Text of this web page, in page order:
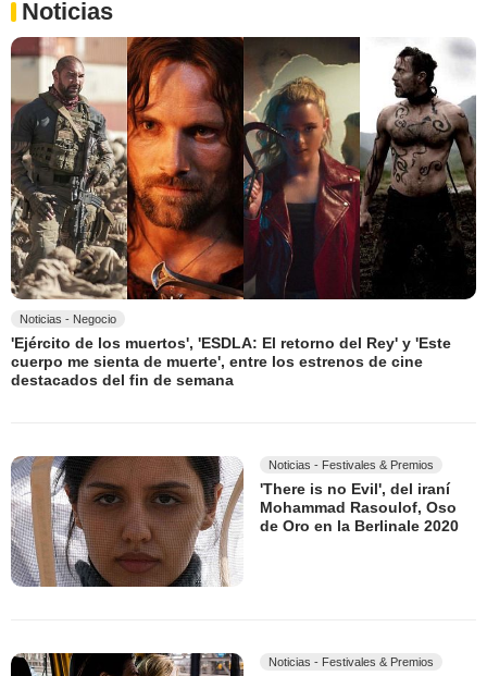
Noticias
Noticias - Negocio
'Ejército de los muertos', 'ESDLA: El retorno del Rey' y 'Este
cuerpo me sienta de muerte', entre los estrenos de cine
destacados del fin de semana
Noticias - Festivales & Premios
'There is no Evil', del iraní
Mohammad Rasoulof, Oso
de Oro en la Berlinale 2020
Noticias - Festivales & Premios